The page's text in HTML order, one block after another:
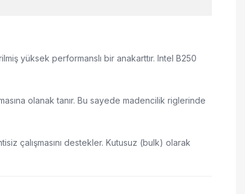
yüksek performanslı bir anakarttır. Intel B250
olanak tanır. Bu sayede madencilik riglerinde
çalışmasını destekler. Kutusuz (bulk) olarak